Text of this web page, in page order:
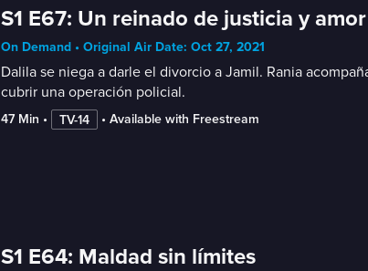
S1 E67: Un reinado de justicia y amor
On Demand • Original Air Date: Oct 27, 2021
Dalila se niega a darle el divorcio a Jamil. Rania
cubrir una operación policial.
47 Min • TV-14 • Available with Freestream
S1 E64: Maldad sin límites